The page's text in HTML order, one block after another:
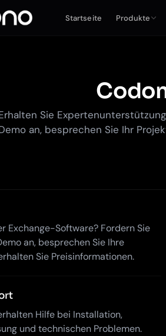
Startseite Produkte
Sie
an, besprechen Sie Ihr
Exchange-Software? Fordern Sie
an, besprechen Sie Ihre
Sie Preisinformationen.
Hilfe bei Installation,
und technischen Problemen.